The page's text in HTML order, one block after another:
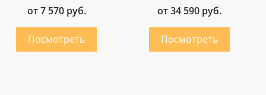
от 7 570 руб. от 34 590 руб.